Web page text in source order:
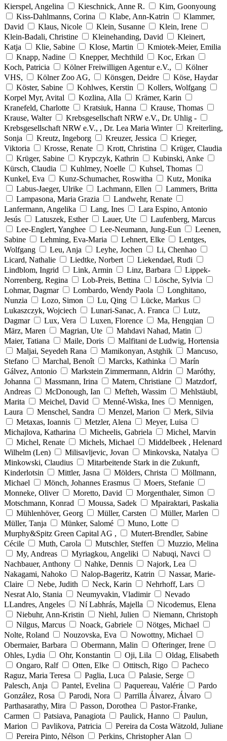
Kierspel, Angelina
Kieschnick, Anne R.
Kim, Goonyoung
Kiss-Dahlmanns, Corina
Klabe, Ann-Katrin
Klammer,
David
Klaus, Nicole Klein, Susanne
Klein, Irene
Klein-Badali, Christine
Kleinehanding, David
Kleinert,
Katja
Klie, Sabine Klose, Martin
Kmiotek-Meier, Emilia
Knapp, Nadine
Knepper, Mechthild
Koc, Erkan
Koch, Patricia
Kölner Freiwilligen Agentur e.V.,
Kölner
VHS,
Kölner Zoo AG, Könsgen, Deidre
Köse, Haydar
Köster, Sabine
Kohlwes, Kerstin
Kollers, Wolfgang
Korpel Myr, Avital
Kozlina, Alla
Krämer, Karin
Kranefeld, Charlotte
Kratsiuk, Hanna
Krause, Thomas
Krause, Walter
Krebsgesellschaft NRW e.V., Dr. Uhlig -
Krebsgesellschaft NRW e.V., , Dr. Lea Maria Winter
Kreiterling,
Sonja
Kreutz, Ingeborg Kreuzer, Jessica
Krieger,
Viktoria
Krosse, Renate Krott, Christina
Krüger, Claudia
Krüger, Sabine
Krypczyk, Kathrin
Kubinski, Anke
Kürsch, Claudia
Kuhlmey, Noelle
Kuhsel, Thomas
Kunkel, Eva
Kunz-Schumacher, Roswitha
Kutz, Monika
Labus-Jaeger, Ulrike
Lachmann, Ellen
Lammers, Britta
Lampasona, Maria Grazia
Landwehr, Renate
Lanfermann, Angelika
Lang, Ines
Lara Espino, Antonio
Jesús
Latuszek, Esther Lauer, Ute
Laufenberg, Marcus
Lee-Englert, Yanghee
Lee-Neumann, Jung-Eun
Leenen,
Sabine
Lehming, Eva-Maria Lehnert, Elke
Lentges,
Wolfgang
Leu, Anja Leyhe, Jochen
Li, Chenhao
Licard, Nathalie
Liedtke, Norbert
Liekendael, Rudi
Lindblom, Ingrid
Link, Armin Linz, Barbara
Lippek-
Norrenberg, Regina
Lob-Preis, Bettina
Lösche, Sylvia
Lohmar, Dagmar
Lombardo, Wendy Paola
Longhitano,
Nunzia
Lozo, Simon Lu, Qing
Lücke, Markus
Lukaszczyk, Wojciech
Lunari-Sanac, A. Franca
Lutz,
Dagmar
Lux, Vera Luxen, Florence
Ma, Hengqian
März, Maren
Magrian, Ute
Mahdavi Nahad, Matin
Maier, Tatiana
Maile, Doris
Malfitani de Ludwig, Hortensia
Maljai, Seyedeh Rana
Mamikonyan, Astghik
Mancuso,
Stefano
Marchal, Benoît Marcks, Kathinka
Marín
Gálvez, Antonio
Markstein Zimmermann, Aldrin
Maróthy,
Johanna
Massmann, Irina Matern, Christiane
Matzdorf,
Andreas
McDonough, Ian Mefteh, Wassim
Mehlstäubl,
Marita
Meichel, David Menné-Wiska, Ines
Mennigen,
Laura
Menschel, Sandra Menzel, Marion
Merk, Silvia
Metaxas, Ioannis
Metzler, Alena
Meyer, Luisa
Michajlova, Katharina
Micheelis, Gabriela
Michel, Marvin
Michel, Renate
Michels, Michael
Middelbeek , Helenard
Wilhelm (Len)
Milisavljevic, Jovan
Minkovska, Natalya
Minkowski, Claudius
Mitarbeitende Stark in die Zukunft,
Kinderlotsin
Mittler, Jasna Mölders, Christa
Möllmann,
Michael
Mönch, Johannes Erasmus
Moers, Stefanie
Monneke, Oliver
Moretto, David
Morgenthaler, Simon
Motschmann, Konrad
Moussa, Sadek
Mpairaktari, Paskalia
Mühlenhöver, Georg
Müller, Carsten
Müller, Marlen
Müller, Tanja
Münker, Salomé
Muno, Lotte
Murphy&Spitz Green Capital AG ,
Mutert-Brendler, Sabine
Cécile
Muth, Carola Mutschler, Steffen
Muzzio, Melina
My, Andreas
Myriagkou, Angeliki
Nabuqi, Navci
Nachbauer, Anthony
Nahke, Dennis
Najork, Lea
Nakagami, Nahoko
Nalop-Bageritz, Katrin
Nassar, Marie-
Claire
Nebe, Judith Neck, Karin
Nehrhoff, Lars
Nesrat Alo, Stania
Neumyvakin, Vladimir
Nevado
LLandres, Angeles
Ní Labhrás, Majella
Nicodemus, Elena
Niebuhr, Ann-Kristin
Niehl, Julien
Niemann, Christoph
Nilgus, Marcus
Noack, Gabriele
Nötges, Michael
Nolte, Roland
Nouzovska, Eva
Nowottny, Michael
Obermaier, Barbara
Obermann, Malin
Ofteringer, Irene
Ohles, Lydia
Ohr, Konstantin Oji, Lila
Oldag, Elisabeth
Ongaro, Ralf
Otten, Elke Ottitsch, Rigo
Pacheco
Raguz, Maria Teresa
Paglia, Luca
Palasie, Serge
Palesch, Anja
Pantel, Evelina Paquereau, Valérie
Pardo
González, Rosa
Parodi, Nora
Parrilla Álvarez, Álvaro
Parthasarathy, Mira
Passon, Dorothea
Pastor-Franke,
Carmen
Patsiava, Panagiota Paulick, Hanno
Paulun,
Marion
Pavlikova, Patricia
Pereira da Costa Wätzold, Juliane
Pereira Pinto, Nélson
Perkins, Christopher Alan